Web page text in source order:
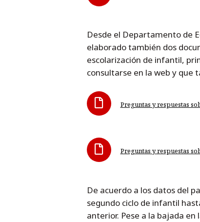
Desde el Departamento de
elaborado también dos
escolarización de infantil,
consultarse en la web y que
Preguntas y respuestas
Preguntas y respuestas
De acuerdo a los datos del
segundo ciclo de infantil
anterior. Pese a la bajada